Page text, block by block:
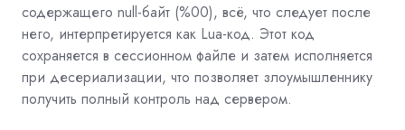
содержащего null-байт (%00), всё, что следует после
него, интерпретируется как Lua-код. Этот код
сохраняется в сессионном файле и затем исполняется
при десериализации, что позволяет злоумышленнику
получить полный контроль над сервером.